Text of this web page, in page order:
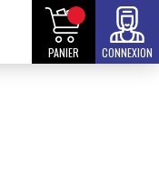
PANIER CONNEXION